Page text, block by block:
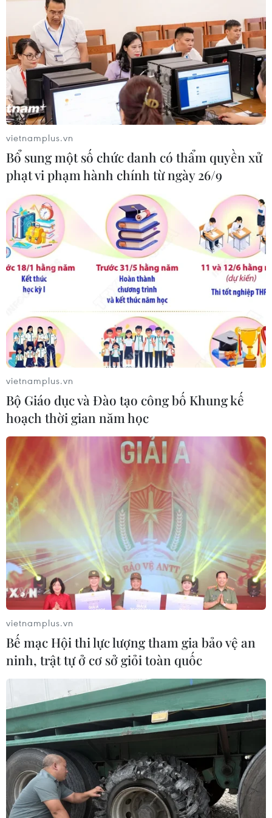
TIN CÙNG CHUYÊN MỤC
Áp dụng "luồng xanh" cho nhà đầu
tư dự án hạ tầng công nghiệp phía
vietnamplus.vn
Bổ sung một số chức danh có thẩm quyền xử
phạt vi phạm hành chính từ ngày 26/9
vietnamplus.vn
Bộ Giáo dục và Đào tạo công bố Khung kế
hoạch thời gian năm học
vietnamplus.vn
Bế mạc Hội thi lực lượng tham gia bảo vệ an
ninh, trật tự ở cơ sở giỏi toàn quốc